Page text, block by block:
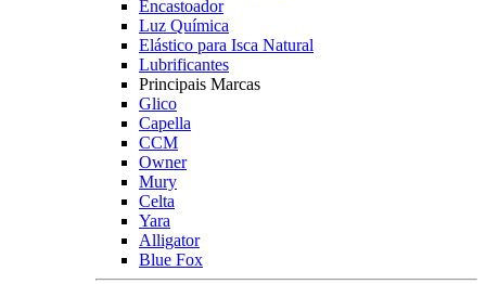
Encastoador
Luz Química
Elástico para Isca Natural
Lubrificantes
Principais Marcas
Glico
Capella
CCM
Owner
Mury
Celta
Yara
Alligator
Blue Fox